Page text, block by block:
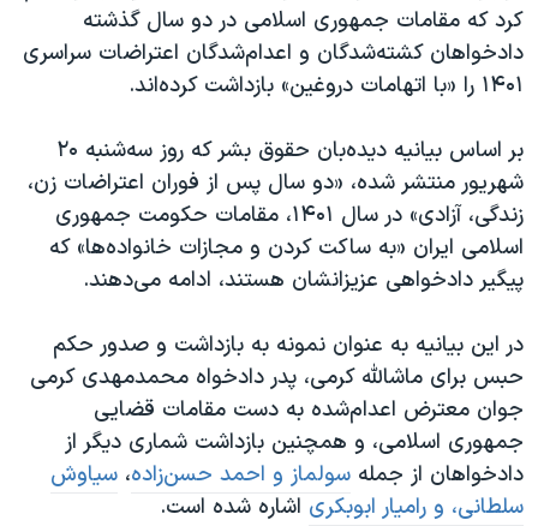
چهل سال گروگان‌گیری
قانون شفافیت دارائی کادر رهبری ایران
اعتراضات مردمی آبان ۹۸
اسرائیل در جنگ
نرگس محمدی برنده جایزه نوبل صلح
همایش محافظه‌کاران آمریکا «سی‌پک»
صفحه‌های ویژه
کرد که مقامات جمهوری اسلامی در دو سال گذشته
دادخواهان کشته‌شدگان و اعدام‌شدگان اعتراضات سراسری
۱۴۰۱ را «با اتهامات دروغین» بازداشت کرده‌اند.
بر اساس بیانیه دیده‌بان حقوق بشر که روز سه‌شنبه ۲۰
شهریور منتشر شده، «دو سال پس از فوران اعتراضات زن،
زندگی، آزادی» در سال ۱۴۰۱، مقامات حکومت جمهوری
اسلامی ایران «به ساکت کردن و مجازات خانواده‌ها» که
پیگیر دادخواهی عزیزانشان هستند، ادامه می‌دهند.
در این بیانیه به عنوان نمونه به بازداشت و صدور حکم
حبس برای ماشالله کرمی، پدر دادخواه محمدمهدی کرمی
جوان معترض اعدام‌شده به دست مقامات قضایی
جمهوری اسلامی، و همچنین بازداشت شماری دیگر از
دادخواهان از جمله سولماز و احمد حسن‌زاده، سیاوش
سلطانی، و رامیار ابوبکری اشاره شده است.